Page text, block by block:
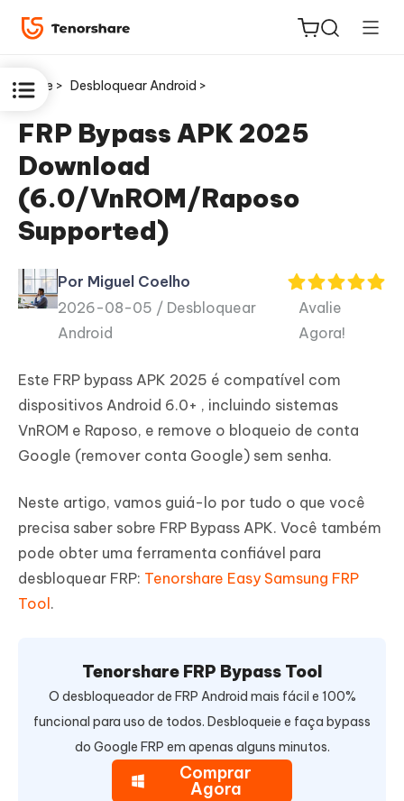
ReiBoot
for iOS
PDF
Editor
Novo
Home > Desbloquear Android >
FRP Bypass APK 2025
Download
(6.0/VnROM/Raposo
Supported)
Por Miguel Coelho
2026-08-05 / Desbloquear
Android
Avalie
Agora!
Este FRP bypass APK 2025 é compatível com
dispositivos Android 6.0+ , incluindo sistemas
VnROM e Raposo, e remove o bloqueio de conta
Google (remover conta Google) sem senha.
Neste artigo, vamos guiá-lo por tudo o que você
precisa saber sobre FRP Bypass APK. Você também
pode obter uma ferramenta confiável para
desbloquear FRP: Tenorshare Easy Samsung FRP
Tool .
Tenorshare FRP Bypass Tool
O desbloqueador de FRP Android mais fácil e 100%
funcional para uso de todos. Desbloqueie e faça bypass
do Google FRP em apenas alguns minutos.
Comprar
Agora